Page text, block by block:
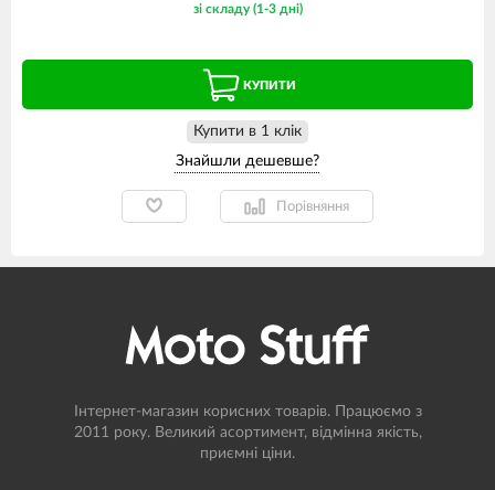
зі складу (1-3 дні)
КУПИТИ
Купити в 1 клiк
Порівняння
Інтернет-магазин корисних товарів. Працюємо з
2011 року. Великий асортимент, відмінна якість,
приємні ціни.